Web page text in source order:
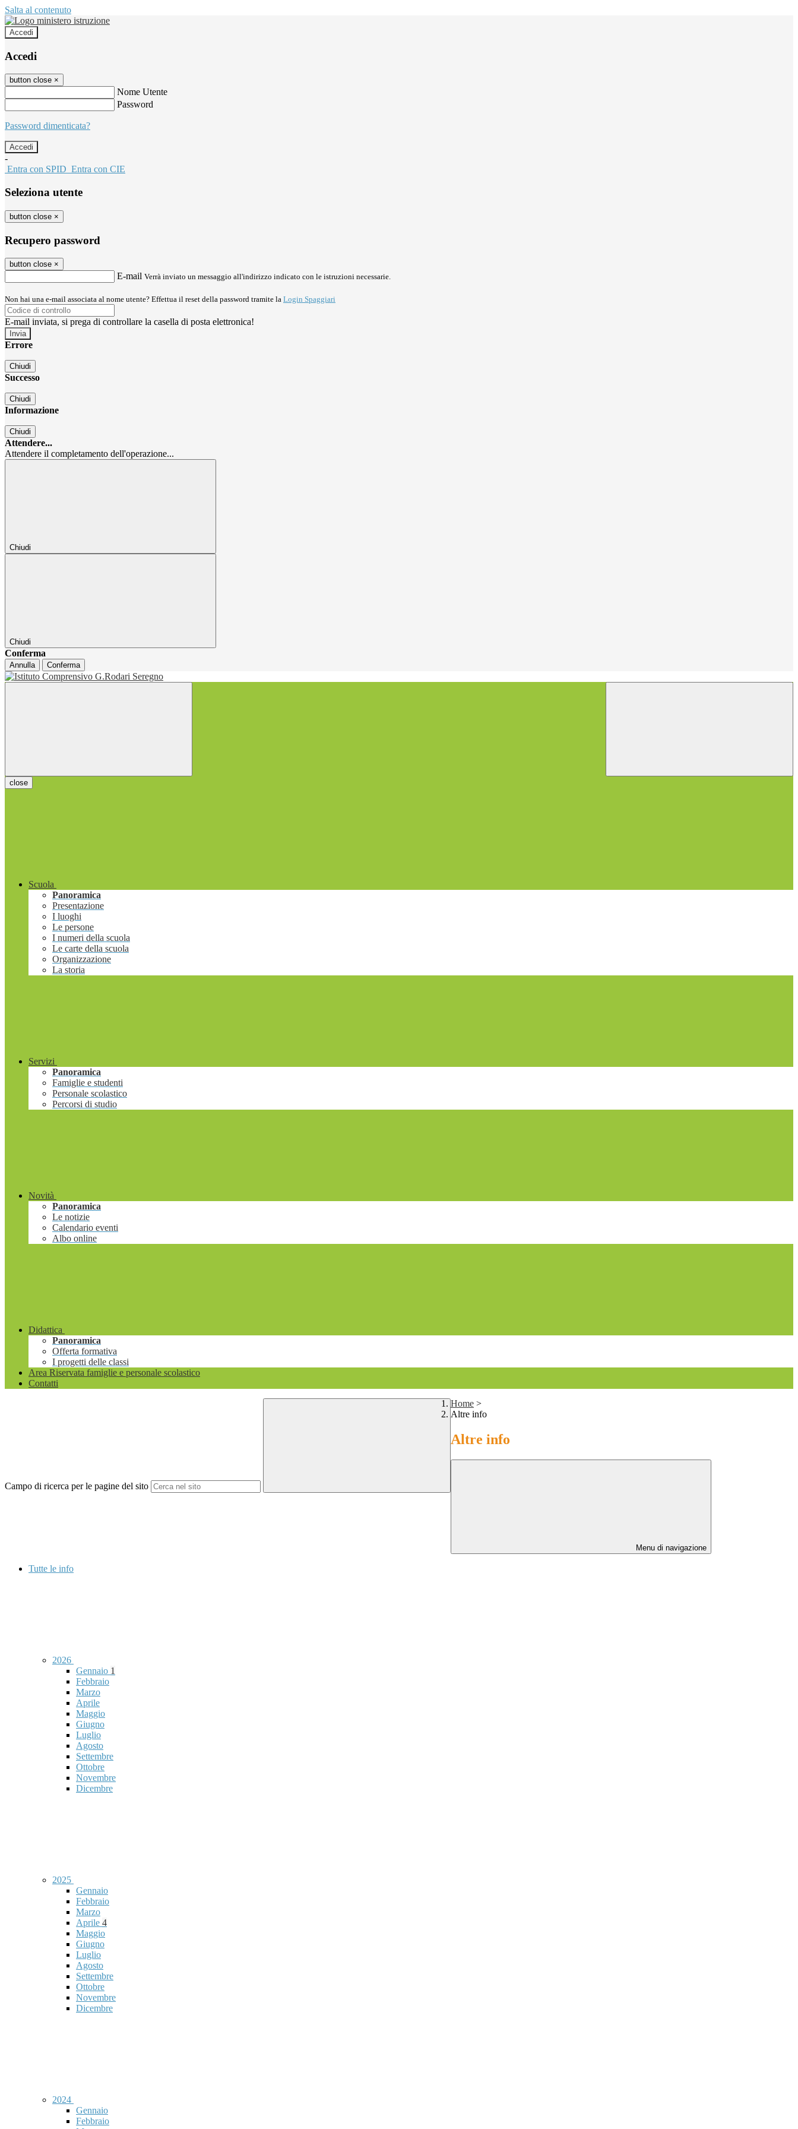
Salta al contenuto
Accedi
Accedi
button close ×
Nome Utente
Password
Password dimenticata?
-
Entra con SPID Entra con CIE
Seleziona utente
button close ×
Recupero password
button close ×
E-mail Verrà inviato un messaggio all'indirizzo indicato con le istruzioni necessarie.
Non hai una e-mail associata al nome utente? Effettua il reset della password tramite la Login Spaggiari
E-mail inviata, si prega di controllare la casella di posta elettronica!
Errore
Chiudi
Successo
Chiudi
Informazione
Chiudi
Attendere...
Attendere il completamento dell'operazione...
Chiudi
Chiudi
Conferma
Annulla Conferma
close
Scuola
Panoramica
Presentazione
I luoghi
Le persone
I numeri della scuola
Le carte della scuola
Organizzazione
La storia
Servizi
Panoramica
Famiglie e studenti
Personale scolastico
Percorsi di studio
Novità
Panoramica
Le notizie
Calendario eventi
Albo online
Didattica
Panoramica
Offerta formativa
I progetti delle classi
Area Riservata famiglie e personale scolastico
Contatti
Campo di ricerca per le pagine del sito
Home >
Altre info
Altre info
Menu di navigazione
Tutte le info
2026
Gennaio 1
Febbraio
Marzo
Aprile
Maggio
Giugno
Luglio
Agosto
Settembre
Ottobre
Novembre
Dicembre
2025
Gennaio
Febbraio
Marzo
Aprile 4
Maggio
Giugno
Luglio
Agosto
Settembre
Ottobre
Novembre
Dicembre
2024
Gennaio
Febbraio